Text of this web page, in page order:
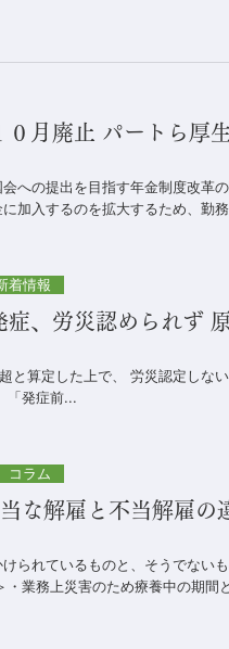
０月廃止 パートら
への提出を目指す年金制度改革
加入するのを拡大するため、勤
着情報
、労災認められず
と算定した上で、 労災認定しな
「発症前...
コラム
な解雇と不当解雇の
られているものと、そうでない
・業務上災害のため療養中の期間